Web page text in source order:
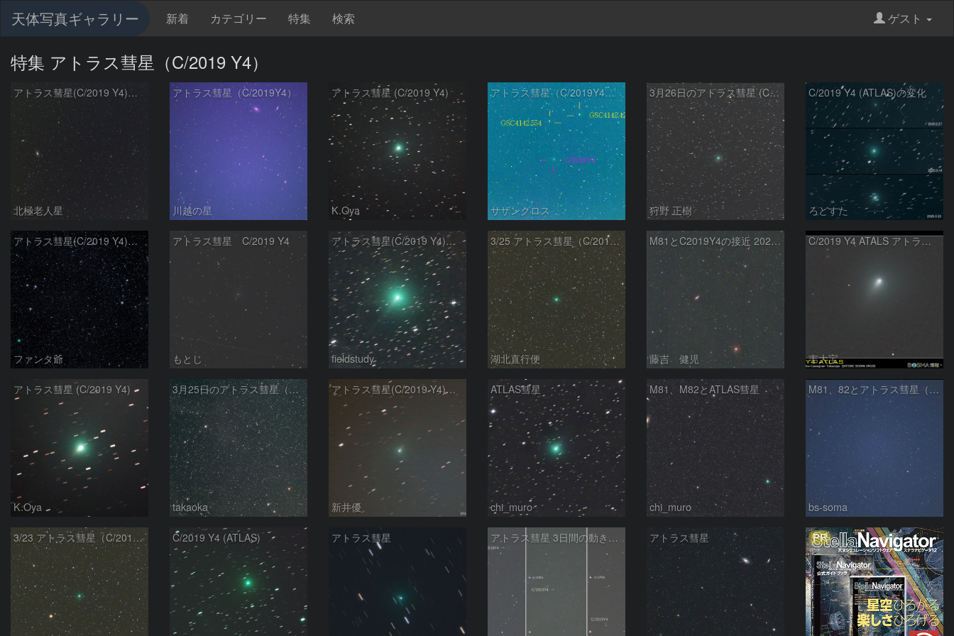
天体写真ギャラリー 新着 カテゴリー 特集 検索 ゲスト
特集 アトラス彗星（C/2019 Y4）
アトラス彗星(C/2019 Y4)とM81, M82
北極老人星
アトラス彗星（C/2019Y4）
川越の星
アトラス彗星 (C/2019 Y4)
K.Oya
アトラス彗星（C/2019Y4）3月16日 300mm
サザンクロス
3月26日のアトラス彗星 (C/2019 Y4)
狩野 正樹
C/2019 Y4 (ATLAS)の変化
ろどすた
アトラス彗星(C/2019 Y4)とM81, M82
ファンタ爺
アトラス彗星 C/2019 Y4
もとじ
アトラス彗星(C/2019 Y4) 3月20日
fieldstudy
3/25 アトラス彗星（C/2019 Y4）
湖北直行便
M81とC2019Y4の接近 20200318
藤吉 健児
C/2019 Y4 ATALS アトラス彗星
韦大宝
アトラス彗星 (C/2019 Y4)
K.Oya
3月25日のアトラス彗星（C/2019 Y4）とM81、M82
takaoka
アトラス彗星(C/2019 Y4)：2020/03/20
新井優
ATLAS彗星
chi_muro
M81、M82とATLAS彗星
chi_muro
M81、82とアトラス彗星（C/2019 Y4）
bs-soma
3/23 アトラス彗星（C/2019 Y4） C/2019 Y4 (ATLAS) アトラス彗星 アトラス彗星 3日間の動き 2020/3/20～22 アトラス彗星 PR